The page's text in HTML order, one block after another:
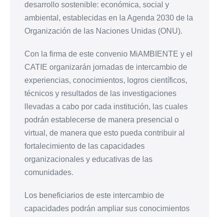
desarrollo sostenible: económica, social y
ambiental, establecidas en la Agenda 2030 de la
Organización de las Naciones Unidas (ONU).
Con la firma de este convenio MiAMBIENTE y el
CATIE organizarán jornadas de intercambio de
experiencias, conocimientos, logros científicos,
técnicos y resultados de las investigaciones
llevadas a cabo por cada institución, las cuales
podrán establecerse de manera presencial o
virtual, de manera que esto pueda contribuir al
fortalecimiento de las capacidades
organizacionales y educativas de las
comunidades.
Los beneficiarios de este intercambio de
capacidades podrán ampliar sus conocimientos